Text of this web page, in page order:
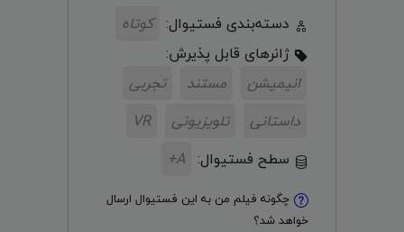
دسته‌بندی فستیوال: کوتاه
ژانر‌های قابل پذیرش:
انیمیشن
مستند
تجربی
داستانی
تلویزیونی
VR
سطح فستیوال: A+
چگونه فیلم من به این فستیوال ارسال
خواهد شد؟